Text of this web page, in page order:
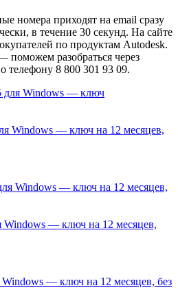
номера приходят на email сразу
в течение 30 секунд. На сайте
по продуктам Autodesk.
разобраться через
телефону 8 800 301 93 09.
Windows — ключ на 12 месяцев,
Windows — ключ на 12 месяцев,